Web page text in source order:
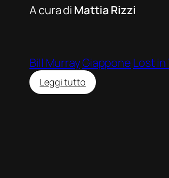
A cura di Mattia Rizzi
Bill MurrayGiappone Lost
Leggi tutto:
Lost